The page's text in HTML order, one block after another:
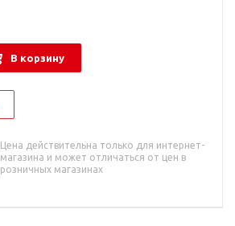
В корзину
Цена действительна только для интернет-
магазина и может отличаться от цен в
розничных магазинах